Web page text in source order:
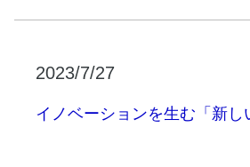
2023/7/27
イノベーションを生む「新し